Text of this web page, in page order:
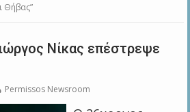
Θήβας”
Νίκας επέστρεψε
Permissos Newsroom